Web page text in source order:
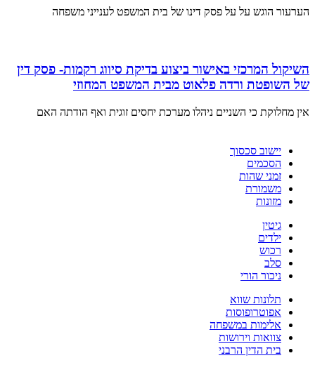
הערעור הוגש על על פסק דינו של בית המשפט לענייני משפחה
השיקול המרכזי באישור ביצוע בדיקת סיווג רקמות- פסק דין
של השופטת ורדה פלאוט מבית המשפט המחוזי
אין מחלוקת כי השניים ניהלו מערכת יחסים זוגית ואף הודתה האם
יישוב סכסוך
הסכמים
זמני שהות
משמורת
מזונות
גיטין
ילדים
רכוש
סלב
ניכור הורי
תלונות שווא
אפוטרופוסות
אלימות במשפחה
צוואות וירושות
בית הדין הרבני